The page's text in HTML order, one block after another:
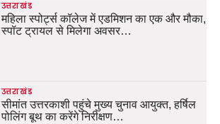
उत्तराखंड
महिला स्पोर्ट्स कॉलेज में एडमिशन का एक और मौका,
स्पॉट ट्रायल से मिलेगा अवसर…
उत्तराखंड
सीमांत उत्तरकाशी पहुंचे मुख्य चुनाव आयुक्त, हर्षिल
पोलिंग बूथ का करेंगे निरीक्षण…